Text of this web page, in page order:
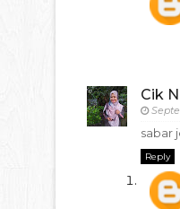
Cik
sabar
Reply